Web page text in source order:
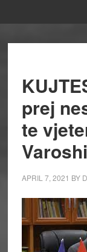
prej
te
APRIL 7, 2021 BY